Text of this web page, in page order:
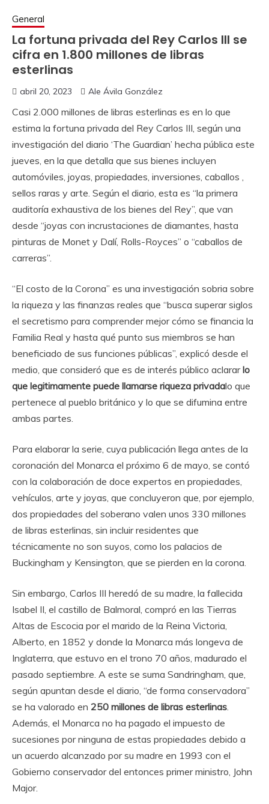
General
La fortuna privada del Rey Carlos III se
cifra en 1.800 millones de libras
esterlinas
abril 20, 2023 Ale Ávila González
Casi 2.000 millones de libras esterlinas es en lo que
estima la fortuna privada del Rey Carlos III, según una
investigación del diario ‘The Guardian’ hecha pública este
jueves, en la que detalla que sus bienes incluyen
automóviles, joyas, propiedades, inversiones, caballos ,
sellos raras y arte. Según el diario, esta es “la primera
auditoría exhaustiva de los bienes del Rey”, que van
desde “joyas con incrustaciones de diamantes, hasta
pinturas de Monet y Dalí, Rolls-Royces” o “caballos de
carreras”.
“El costo de la Corona” es una investigación sobria sobre
la riqueza y las finanzas reales que “busca superar siglos
el secretismo para comprender mejor cómo se financia la
Familia Real y hasta qué punto sus miembros se han
beneficiado de sus funciones públicas”, explicó desde el
medio, que consideró que es de interés público aclararlo
que legitimamente puede llamarse riqueza privadalo que
pertenece al pueblo británico y lo que se difumina entre
ambas partes.
Para elaborar la serie, cuya publicación llega antes de la
coronación del Monarca el próximo 6 de mayo, se contó
con la colaboración de doce expertos en propiedades,
vehículos, arte y joyas, que concluyeron que, por ejemplo,
dos propiedades del soberano valen unos 330 millones
de libras esterlinas, sin incluir residentes que
técnicamente no son suyos, como los palacios de
Buckingham y Kensington, que se pierden en la corona.
Sin embargo, Carlos III heredó de su madre, la fallecida
Isabel II, el castillo de Balmoral, compró en las Tierras
Altas de Escocia por el marido de la Reina Victoria,
Alberto, en 1852 y donde la Monarca más longeva de
Inglaterra, que estuvo en el trono 70 años, madurado el
pasado septiembre. A este se suma Sandringham, que,
según apuntan desde el diario, “de forma conservadora”
se ha valorado en 250 millones de libras esterlinas.
Además, el Monarca no ha pagado el impuesto de
sucesiones por ninguna de estas propiedades debido a
un acuerdo alcanzado por su madre en 1993 con el
Gobierno conservador del entonces primer ministro, John
Major.